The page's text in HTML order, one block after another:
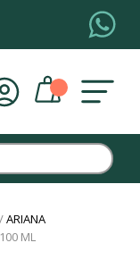
/ARIANA
ML